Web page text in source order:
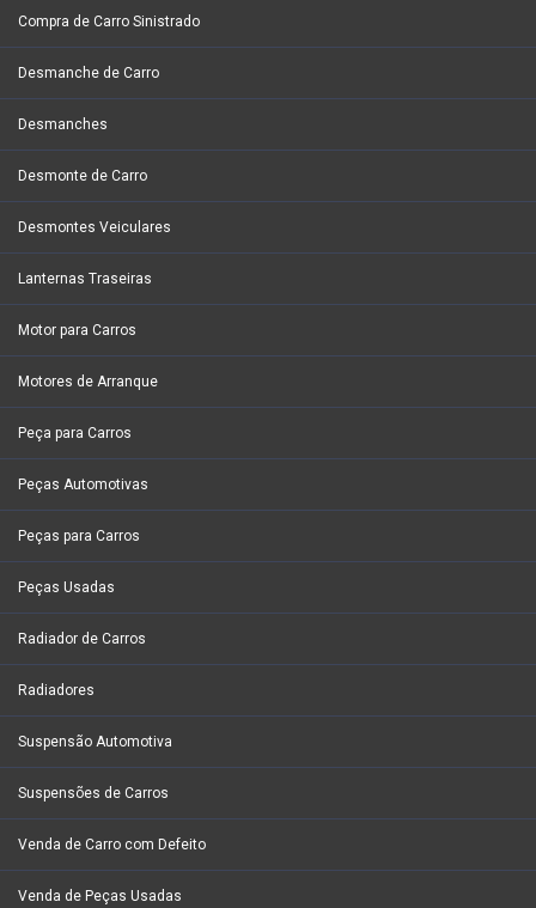
Compra de Carro Sinistrado
Desmanche de Carro
Desmanches
Desmonte de Carro
Desmontes Veiculares
Lanternas Traseiras
Motor para Carros
Motores de Arranque
Peça para Carros
Peças Automotivas
Peças para Carros
Peças Usadas
Radiador de Carros
Radiadores
Suspensão Automotiva
Suspensões de Carros
Venda de Carro com Defeito
Venda de Peças Usadas